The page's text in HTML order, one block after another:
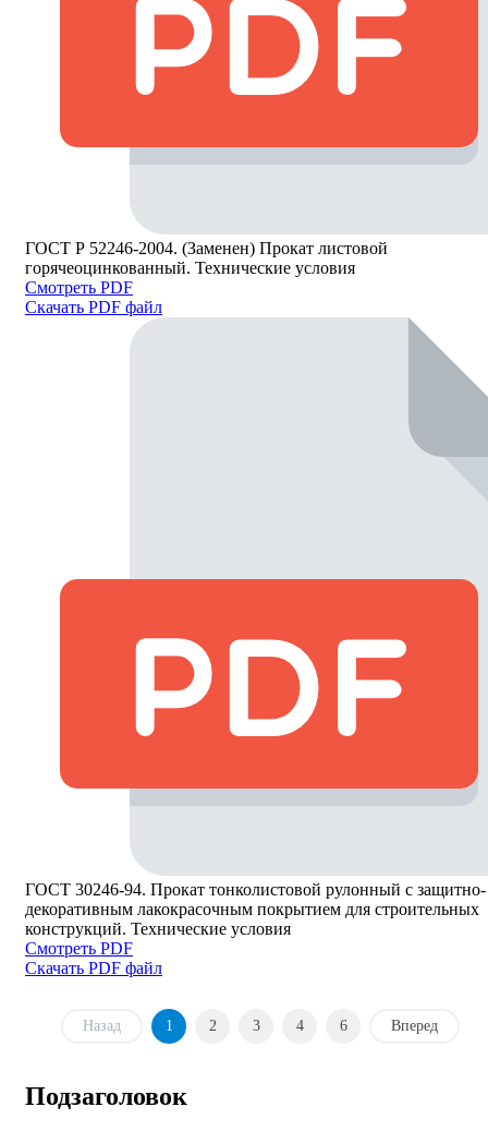
ГОСТ Р 52246-2004. (Заменен) Прокат листовой
горячеоцинкованный. Технические условия
Смотреть PDF
Скачать PDF файл
ГОСТ 30246-94. Прокат тонколистовой рулонный с защитно-
декоративным лакокрасочным покрытием для строительных
конструкций. Технические условия
Смотреть PDF
Скачать PDF файл
Назад 1 2 3 4 6 Вперед
Подзаголовок